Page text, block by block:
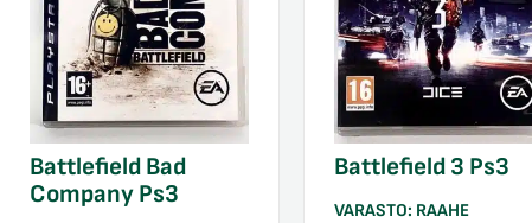
Battlefield Bad
Company Ps3
Battlefield 3 Ps3
VARASTO: RAAHE